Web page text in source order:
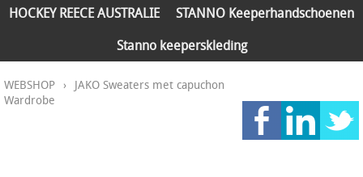
JAKO Running 2026
JAKO TEAMLINES 2026
PARTNERS
Klantengroepen
CONTACT
HOCKEY REECE AUSTRALIE
STANNO Keeperhandschoenen
Stanno keeperskleding
WEBSHOP › JAKO Sweaters met capuchon
Wardrobe